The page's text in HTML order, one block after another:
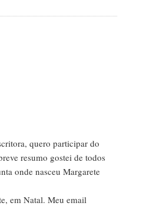
quero participar do
resumo gostei de todos
onde nasceu Margarete
em Natal. Meu email